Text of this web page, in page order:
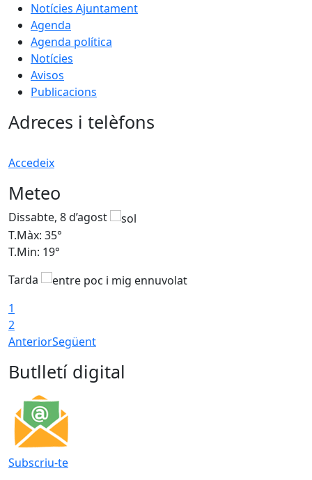
Notícies Ajuntament
Agenda
Agenda política
Notícies
Avisos
Publicacions
Adreces i telèfons
Accedeix
Meteo
Dissabte, 8 d’agost
T.Màx: 35°
T.Min: 19°
Tarda
1
2
AnteriorSegüent
Butlletí digital
Subscriu-te